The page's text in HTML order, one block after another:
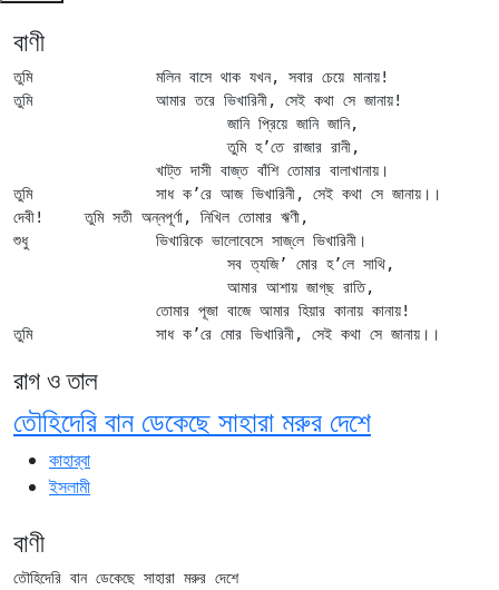
বাণী
তুমি		মলিন বাসে থাক যখন, সবার চেয়ে মানায়!
তুমি		আমার তরে ভিখারিনী, সেই কথা সে জানায়!
			তুমি হ’তে রাজার রানী,
তুমি		সাধ ক’রে আজ ভিখারিনী, সেই কথা সে জানায়।।
দেবী!	তুমি সতী অন্নপূর্ণা, নিখিল তোমার ঋণী,
শুধু		ভিখারিকে ভালোবেসে সাজ্‌লে ভিখারিনী।
রাগ ও তাল
তৌহিদেরি বান ডেকেছে সাহারা মরুর দেশে
কাহার্‌বা
ইসলামী
বাণী
তৌহিদেরি বান ডেকেছে সাহারা মরুর দেশে